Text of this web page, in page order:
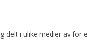
delt i ulike medier av